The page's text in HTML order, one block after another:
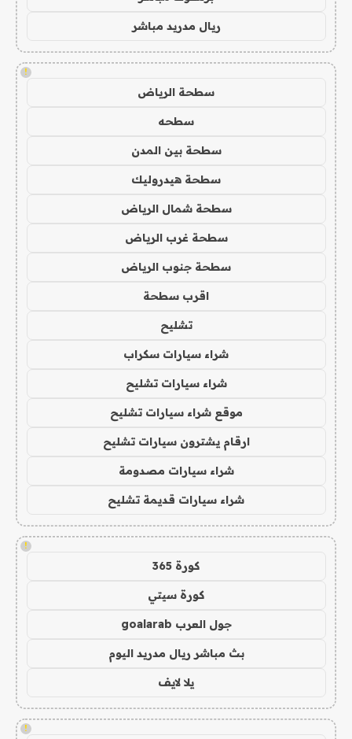
ريال مدريد مباشر
!
سطحة الرياض
سطحه
سطحة بين المدن
سطحة هيدروليك
سطحة شمال الرياض
سطحة غرب الرياض
سطحة جنوب الرياض
اقرب سطحة
تشليح
شراء سيارات سكراب
شراء سيارات تشليح
موقع شراء سيارات تشليح
ارقام يشترون سيارات تشليح
شراء سيارات مصدومة
شراء سيارات قديمة تشليح
!
كورة 365
كورة سيتي
جول العرب goalarab
بث مباشر ريال مدريد اليوم
يلا لايف
!